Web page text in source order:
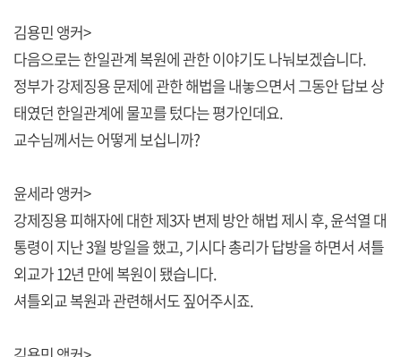
김용민 앵커>
다음으로는 한일관계 복원에 관한 이야기도 나눠보겠습니다.
정부가 강제징용 문제에 관한 해법을 내놓으면서 그동안 답보 상
태였던 한일관계에 물꼬를 텄다는 평가인데요.
교수님께서는 어떻게 보십니까?
윤세라 앵커>
강제징용 피해자에 대한 제3자 변제 방안 해법 제시 후, 윤석열 대
통령이 지난 3월 방일을 했고, 기시다 총리가 답방을 하면서 셔틀
외교가 12년 만에 복원이 됐습니다.
셔틀외교 복원과 관련해서도 짚어주시죠.